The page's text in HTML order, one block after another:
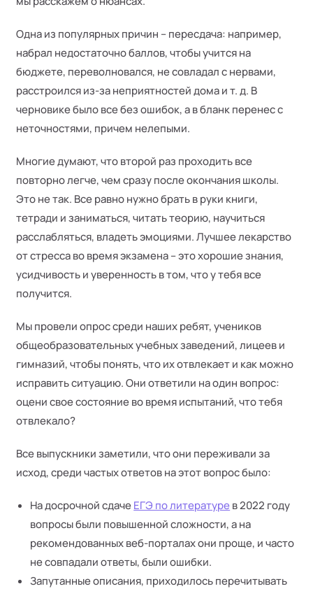
Одна из популярных причин – пересдача: например,
набрал недостаточно баллов, чтобы учится на
бюджете, переволновался, не совладал с нервами,
расстроился из-за неприятностей дома и т. д. В
черновике было все без ошибок, а в бланк перенес с
неточностями, причем нелепыми.
Многие думают, что второй раз проходить все
повторно легче, чем сразу после окончания школы.
Это не так. Все равно нужно брать в руки книги,
тетради и заниматься, читать теорию, научиться
расслабляться, владеть эмоциями. Лучшее лекарство
от стресса во время экзамена – это хорошие знания,
усидчивость и уверенность в том, что у тебя все
получится.
Мы провели опрос среди наших ребят, учеников
общеобразовательных учебных заведений, лицеев и
гимназий, чтобы понять, что их отвлекает и как можно
исправить ситуацию. Они ответили на один вопрос:
оцени свое состояние во время испытаний, что тебя
отвлекало?
Все выпускники заметили, что они переживали за
исход, среди частых ответов на этот вопрос было:
На досрочной сдачеЕГЭ по литературев 2022 году
вопросы были повышенной сложности, а на
рекомендованных веб-порталах они проще, и часто
не совпадали ответы, были ошибки.
Запутанные описания, приходилось перечитывать